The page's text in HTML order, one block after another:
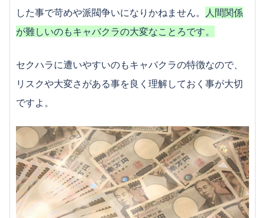
した事で苛めや派閥争いになりかねません。
人間関係
が難しいのもキャバクラの大変なことろです。
セクハラに遭いやすいのもキャバクラの特徴なので、
リスクや大変さがある事を良く理解しておく事が大切
ですよ。